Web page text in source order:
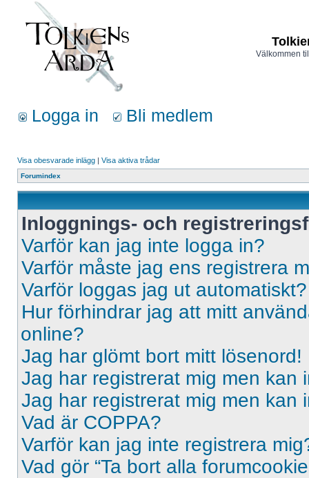
Välkommen
Logga in Bli medlem
Visa obesvarade inlägg | Visa aktiva trådar
Forumindex
Inloggnings- och
Varför kan jag inte logga in?
Varför måste jag ens registrera
Varför loggas jag ut automatiskt?
Hur förhindrar jag att mitt
online?
Jag har glömt bort mitt lösenord!
Jag har registrerat mig men kan
Jag har registrerat mig men kan
Vad är COPPA?
Varför kan jag inte registrera
Vad gör “Ta bort alla